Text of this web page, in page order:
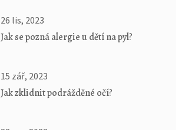
26 lis, 2023
Jak se pozná alergie u dětí na pyl?
15 zář, 2023
Jak zklidnit podrážděné očí?